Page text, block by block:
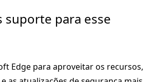
suporte para esse
Edge para aproveitar os recursos,